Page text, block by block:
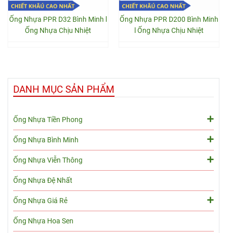
Ống Nhựa PPR D32 Bình Minh l
Ống Nhựa Chịu Nhiệt
Ống Nhựa PPR D200 Bình Minh
l Ống Nhựa Chịu Nhiệt
DANH MỤC SẢN PHẨM
Ống Nhựa Tiền Phong
Ống Nhựa Bình Minh
Ống Nhựa Viễn Thông
Ống Nhựa Đệ Nhất
Ống Nhựa Giá Rẻ
Ống Nhựa Hoa Sen